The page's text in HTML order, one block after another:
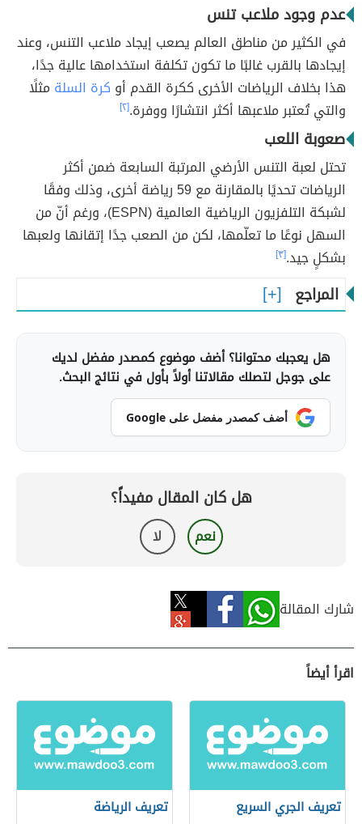
عدم وجود ملاعب تنس
في الكثير من مناطق العالم يصعب إيجاد ملاعب التنس، وعند
إيجادها بالقرب غالبًا ما تكون تكلفة استخدامها عالية جدًا،
هذا بخلاف الرياضات الأخرى ككرة القدم أو كرة السلة مثلًا
والتي تُعتبر ملاعبها أكثر انتشارًا ووفرة.[٢]
صعوبة اللعب
تحتل لعبة التنس الأرضي المرتبة السابعة ضمن أكثر
الرياضات تحديًا بالمقارنة مع 59 رياضة أخرى، وذلك وفقًا
لشبكة التلفزيون الرياضية العالمية (ESPN)، ورغم أنّ من
السهل نوعًا ما تعلّمها، لكن من الصعب جدًا إتقانها ولعبها
بشكلٍ جيد.[٣]
المراجع
هل يعجبك محتوانا؟ أضف موضوع كمصدر مفضل لديك
على جوجل لتصلك مقالاتنا أولاً بأول في نتائج البحث.
أضف كمصدر مفضل على Google
هل كان المقال مفيداً؟
نعم لا
شارك المقالة
اقرأ أيضاً
تعريف الجري السريع تعريف الرياضة